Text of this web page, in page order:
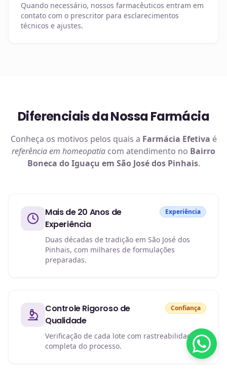
Quando necessário, nossos farmacêuticos entram em
contato com o prescritor para esclarecimentos
técnicos e ajustes.
Diferenciais da Nossa Farmácia
Conheça os motivos pelos quais a Farmácia Efetiva é
referência em homeopatia com atendimento no Bairro
Boneca do Iguaçu em São José dos Pinhais.
Mais de 20 Anos de
Experiência
Experiência
Duas décadas de tradição em São José dos
Pinhais, com milhares de formulações
preparadas.
Controle Rigoroso de
Qualidade
Confiança
Verificação de cada lote com rastreabilidade
completa do processo.